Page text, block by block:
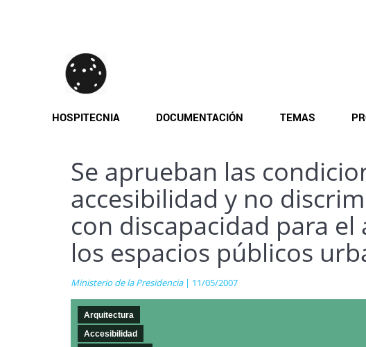
HOSPITECNIA DOCUMENTACIÓN TEMAS
Se aprueban las
accesibilidad y no
con discapacidad para
los espacios públicos
Ministerio de la Presidencia| 11/05/2007
Arquitectura
Accesibilidad